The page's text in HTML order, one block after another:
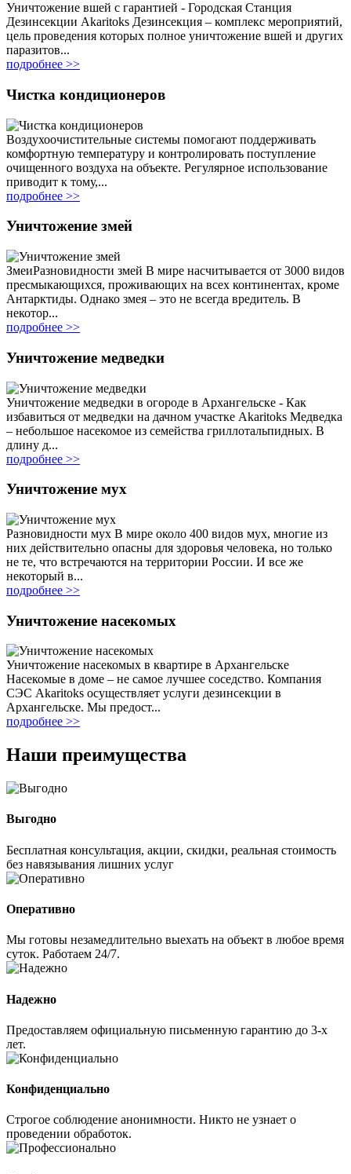
Уничтожение вшей с гарантией - Городская Станция
Дезинсекции Akaritoks Дезинсекция – комплекс мероприятий,
цель проведения которых полное уничтожение вшей и других
паразитов...
подробнее >>
Чистка кондиционеров
Воздухоочистительные системы помогают поддерживать
комфортную температуру и контролировать поступление
очищенного воздуха на объекте. Регулярное использование
приводит к тому,...
подробнее >>
Уничтожение змей
ЗмеиРазновидности змей В мире насчитывается от 3000 видов
пресмыкающихся, проживающих на всех континентах, кроме
Антарктиды. Однако змея – это не всегда вредитель. В
некотор...
подробнее >>
Уничтожение медведки
Уничтожение медведки в огороде в Архангельске - Как
избавиться от медведки на дачном участке Akaritoks Медведка
– небольшое насекомое из семейства гриллотальпидных. В
длину д...
подробнее >>
Уничтожение мух
Разновидности мух В мире около 400 видов мух, многие из
них действительно опасны для здоровья человека, но только
не те, что встречаются на территории России. И все же
некоторый в...
подробнее >>
Уничтожение насекомых
Уничтожение насекомых в квартире в Архангельске
Насекомые в доме – не самое лучшее соседство. Компания
СЭС Akaritoks осуществляет услуги дезинсекции в
Архангельске. Мы предост...
подробнее >>
Наши преимущества
Выгодно
Бесплатная консультация, акции, скидки, реальная стоимость
без навязывания лишних услуг
Оперативно
Мы готовы незамедлительно выехать на объект в любое время
суток. Работаем 24/7.
Надежно
Предоставляем официальную письменную гарантию до 3-х
лет.
Конфиденциально
Строгое соблюдение анонимности. Никто не узнает о
проведении обработок.